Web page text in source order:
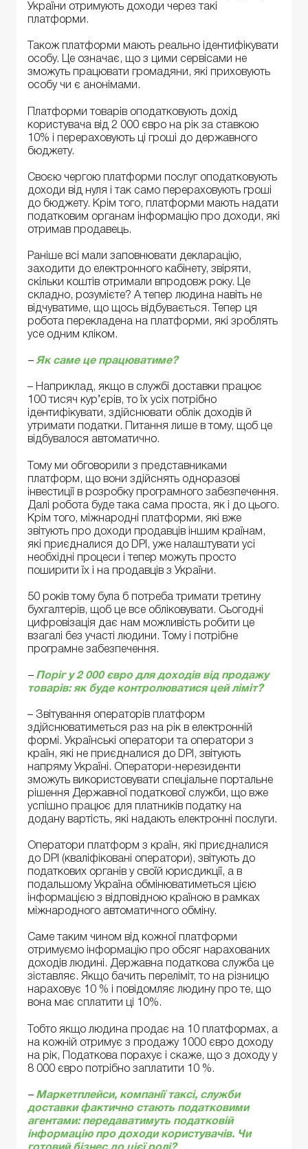
України отримують доходи через такі
платформи.
Також платформи мають реально ідентифікувати
особу. Це означає, що з цими сервісами не
зможуть працювати громадяни, які приховують
особу чи є анонімами.
Платформи товарів оподатковують дохід
користувача від 2 000 євро на рік за ставкою
10% і перераховують ці гроші до державного
бюджету.
Своєю чергою платформи послуг оподатковують
доходи від нуля і так само перераховують гроші
до бюджету. Крім того, платформи мають надати
податковим органам інформацію про доходи, які
отримав продавець.
Раніше всі мали заповнювати декларацію,
заходити до електронного кабінету, звіряти,
скільки коштів отримали впродовж року. Це
складно, розумієте? А тепер людина навіть не
відчуватиме, що щось відбувається. Тепер ця
робота перекладена на платформи, які зроблять
усе одним кліком.
– Як саме це працюватиме?
– Наприклад, якщо в службі доставки працює
100 тисяч кур’єрів, то їх усіх потрібно
ідентифікувати, здійснювати облік доходів й
утримати податки. Питання лише в тому, щоб це
відбувалося автоматично.
Тому ми обговорили з представниками
платформ, що вони здійснять одноразові
інвестиції в розробку програмного забезпечення.
Далі робота буде така сама проста, як і до цього.
Крім того, міжнародні платформи, які вже
звітують про доходи продавців іншим країнам,
які приєдналися до DPI, уже налаштувати усі
необхідні процеси і тепер можуть просто
поширити їх і на продавців з України.
50 років тому була б потреба тримати третину
бухгалтерів, щоб це все обліковувати. Сьогодні
цифровізація дає нам можливість робити це
взагалі без участі людини. Тому і потрібне
програмне забезпечення.
– Поріг у 2 000 євро для доходів від продажу
товарів: як буде контролюватися цей ліміт?
– Звітування операторів платформ
здійснюватиметься раз на рік в електронній
формі. Українські оператори та оператори з
країн, які не приєдналися до DPI, звітують
напряму Україні. Оператори-нерезиденти
зможуть використовувати спеціальне портальне
рішення Державної податкової служби, що вже
успішно працює для платників податку на
додану вартість, які надають електронні послуги.
Оператори платформ з країн, які приєдналися
до DPI (кваліфіковані оператори), звітують до
податкових органів у своїй юрисдикції, а в
подальшому Україна обмінюватиметься цією
інформацією з відповідною країною в рамках
міжнародного автоматичного обміну.
Саме таким чином від кожної платформи
отримуємо інформацію про обсяг нарахованих
доходів людині. Державна податкова служба це
зіставляє. Якщо бачить переліміт, то на різницю
нараховує 10 % і повідомляє людину про те, що
вона має сплатити ці 10%.
Тобто якщо людина продає на 10 платформах, а
на кожній отримує з продажу 1000 євро доходу
на рік, Податкова порахує і скаже, що з доходу у
8 000 євро потрібно заплатити 10 %.
– Маркетплейси, компанії таксі, служби
доставки фактично стають податковими
агентами: передаватимуть податковій
інформацію про доходи користувачів. Чи